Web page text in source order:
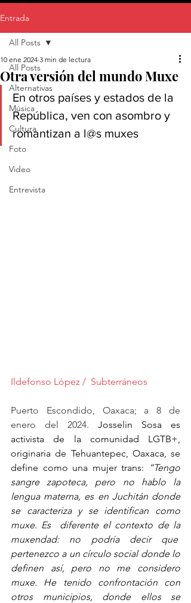
Entrada
All Posts
Alternativas
Música
Cultura
Foto
Video
Entrevista
All Posts
Otra versión del mundo Muxe
10 ene 2024 3 min de lectura
En otros países y estados de la
República, ven con asombro y
romantizan a l@s muxes
Ildefonso López /  Subterráneos
Puerto Escondido, Oaxaca; a 8 de
enero del 2024. Josselin Sosa es
activista de la comunidad LGTB+,
originaria de Tehuantepec, Oaxaca, se
define como una mujer trans:
“Tengo
sangre zapoteca, pero no hablo la
lengua materna, es en Juchitán donde
se caracteriza y se identifican como
muxe. Es  diferente el contexto de la
muxendad: no podría decir que
pertenezco a un círculo social donde lo
definen así, pero no me considero
muxe. He tenido confrontación con
otros municipios, donde ellos se